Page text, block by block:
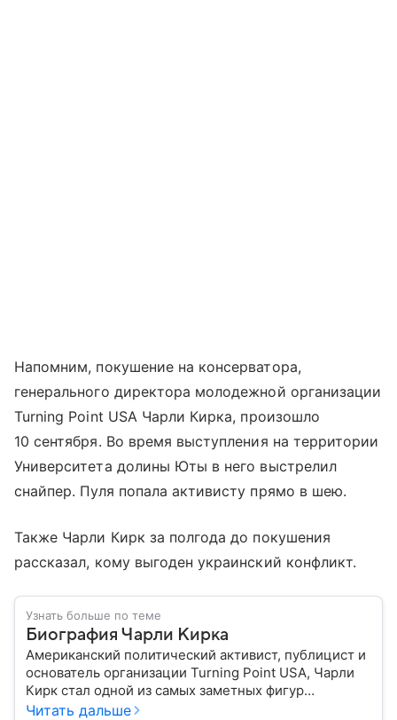
Напомним, покушение на консерватора,
генерального директора молодежной организации
Turning Point USA Чарли Кирка, произошло
10 сентября. Во время выступления на территории
Университета долины Юты в него выстрелил
снайпер. Пуля попала активисту прямо в шею.
Также Чарли Кирк за полгода до покушения
рассказал, кому выгоден украинский конфликт.
Узнать больше по теме
Биография Чарли Кирка
Американский политический активист, публицист и
основатель организации Turning Point USA, Чарли
Кирк стал одной из самых заметных фигур
консервативного движения. Детали его жизни,
Читать дальше